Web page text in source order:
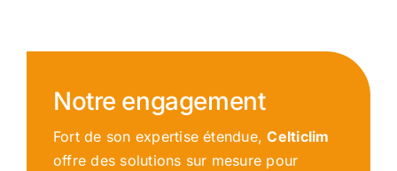
Notre engagement
Fort de son expertise étendue,Celticlim
offre des solutions sur mesure pour